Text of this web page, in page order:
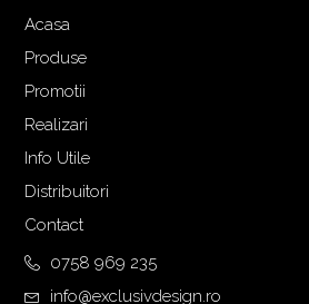
Acasa
Produse
Promotii
Realizari
Info Utile
Distribuitori
Contact
0758 969 235
info@exclusivdesign.ro